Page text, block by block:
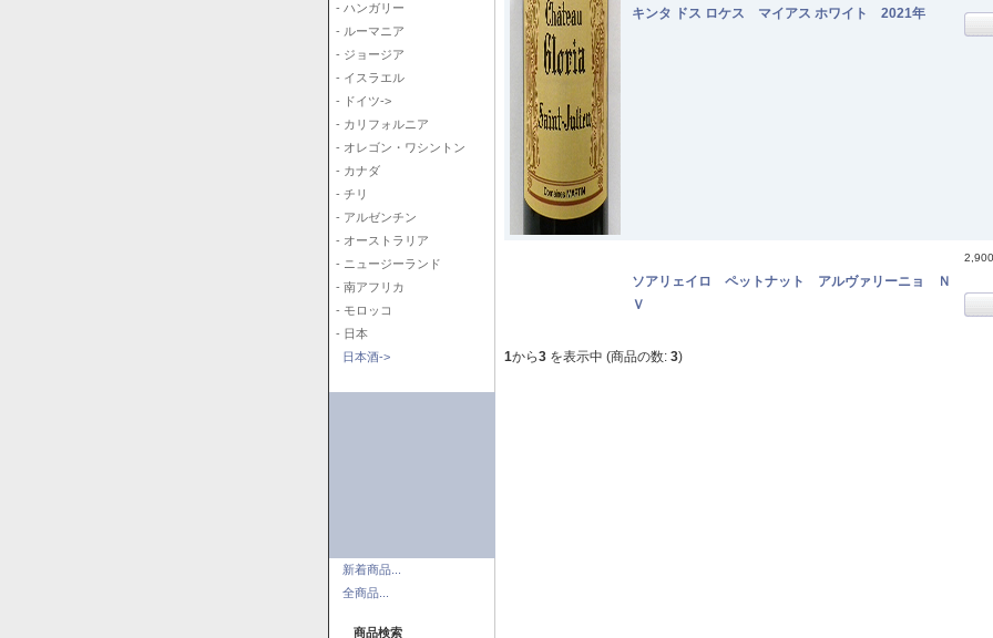
- ハンガリー
- ルーマニア
- ジョージア
- イスラエル
- ドイツ->
- カリフォルニア
- オレゴン・ワシントン
- カナダ
- チリ
- アルゼンチン
- オーストラリア
- ニュージーランド
- 南アフリカ
- モロッコ
- 日本
日本酒->
新着商品...
全商品...
商品検索
キンタ ドス ロケス マイアス ホワイト 2021年
ソアリェイロ ペットナット アルヴァリーニョ Ｎ
Ｖ
1から3 を表示中 (商品の数: 3)